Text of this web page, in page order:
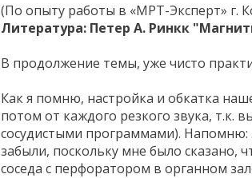
(По опыту работы в «МРТ-Эксперт» г.
Литература: Петер А. Ринкк
В продолжение темы, уже чисто
Как я помню, настройка и обкатка
потом от каждого резкого звука, т.к.
сосудистыми программами). Напомню:
забыли, поскольку мне было сказано,
соседа с перфоратором в органном